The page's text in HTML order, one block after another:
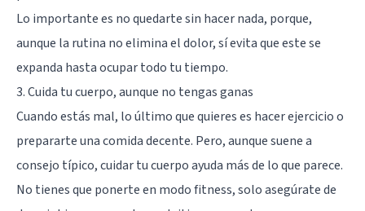
Lo importante es no quedarte sin hacer nada, porque,
aunque la rutina no elimina el dolor, sí evita que este se
expanda hasta ocupar todo tu tiempo.
3. Cuida tu cuerpo, aunque no tengas ganas
Cuando estás mal, lo último que quieres es hacer ejercicio o
prepararte una comida decente. Pero, aunque suene a
consejo típico, cuidar tu cuerpo ayuda más de lo que parece.
No tienes que ponerte en modo fitness, solo asegúrate de